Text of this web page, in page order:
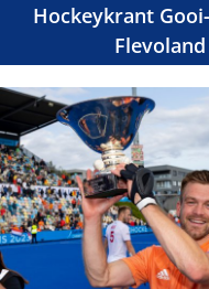
Hockeykrant
Flevoland